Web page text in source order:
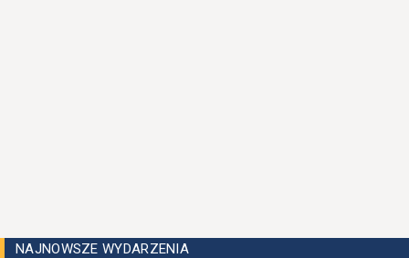
NAJNOWSZE WYDARZENIA